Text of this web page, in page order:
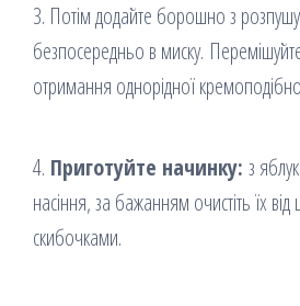
3. Потім додайте борошно з
безпосередньо в миску.
отримання однорідної
4. Приготуйте начинку: з
насіння, за бажанням очистіть їх від
скибочками.